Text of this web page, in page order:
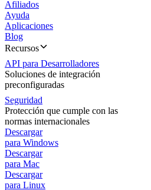
Afiliados
Ayuda
Aplicaciones
Blog
Recursos
API para Desarrolladores
Soluciones de integración
preconfiguradas
Seguridad
Protección que cumple con las
normas internacionales
Descargar
para Windows
Descargar
para Mac
Descargar
para Linux